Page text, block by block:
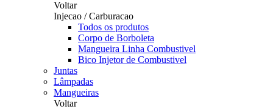
Voltar
Injecao / Carburacao
Todos os produtos
Corpo de Borboleta
Mangueira Linha Combustivel
Bico Injetor de Combustivel
Juntas
Lâmpadas
Mangueiras
Voltar